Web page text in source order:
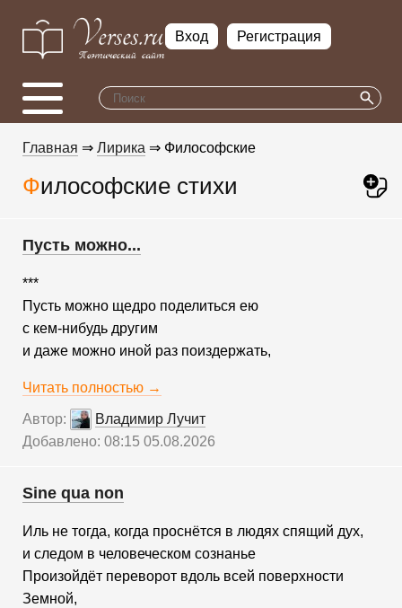
Вход Регистрация
Главная ⇒ Лирика ⇒ Философские
Философские стихи
Пусть можно...
***
Пусть можно щедро поделиться ею
с кем-нибудь другим
и даже можно иной раз поиздержать,
Читать полностью →
Автор:
Владимир Лучит
Добавлено: 08:15 05.08.2026
Sine qua non
Иль не тогда, когда проснётся в людях спящий дух,
и следом в человеческом сознанье
Произойдёт переворот вдоль всей поверхности
Земной,